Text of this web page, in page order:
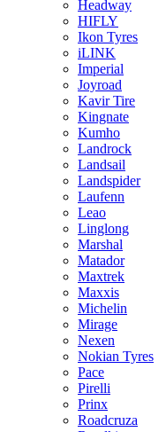
Headway
HIFLY
Ikon Tyres
iLINK
Imperial
Joyroad
Kavir Tire
Kingnate
Kumho
Landrock
Landsail
Landspider
Laufenn
Leao
Linglong
Marshal
Matador
Maxtrek
Maxxis
Michelin
Mirage
Nexen
Nokian Tyres
Pace
Pirelli
Prinx
Roadcruza